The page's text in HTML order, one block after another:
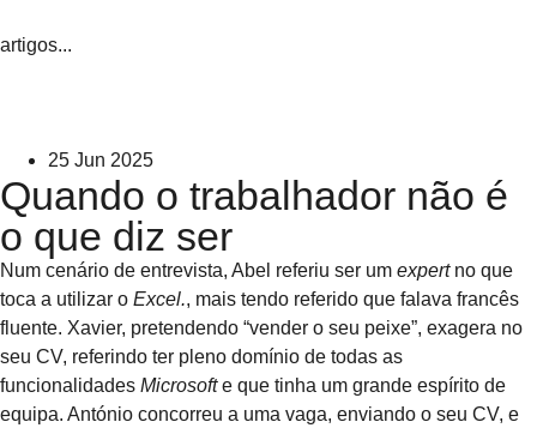
artigos...
25 Jun 2025
Quando o trabalhador não é
o que diz ser
Num cenário de entrevista, Abel referiu ser um expert no que
toca a utilizar o Excel., mais tendo referido que falava francês
fluente. Xavier, pretendendo “vender o seu peixe”, exagera no
seu CV, referindo ter pleno domínio de todas as
funcionalidades Microsofte que tinha um grande espírito de
equipa. António concorreu a uma vaga, enviando o seu CV, e